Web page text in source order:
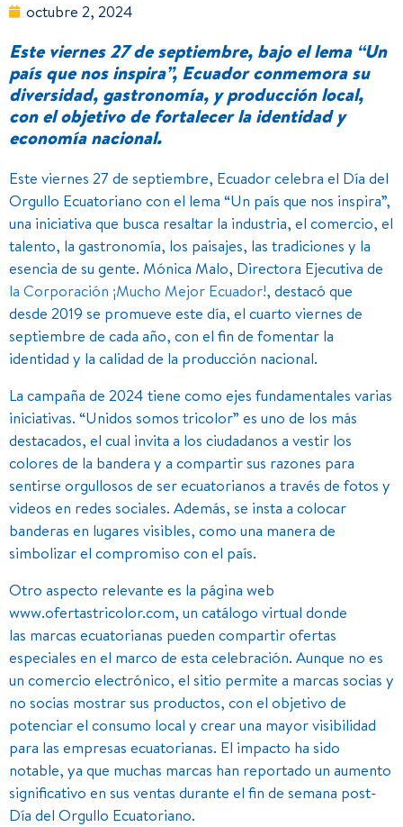
octubre 2, 2024
Este viernes 27 de septiembre, bajo el lema “Un
país que nos inspira”, Ecuador conmemora su
diversidad, gastronomía, y producción local,
con el objetivo de fortalecer la identidad y
economía nacional.
Este viernes 27 de septiembre, Ecuador celebra el Día del
Orgullo Ecuatoriano con el lema “Un país que nos inspira”,
una iniciativa que busca resaltar la industria, el comercio, el
talento, la gastronomía, los paisajes, las tradiciones y la
esencia de su gente. Mónica Malo, Directora Ejecutiva de
la Corporación ¡Mucho Mejor Ecuador!, destacó que
desde 2019 se promueve este día, el cuarto viernes de
septiembre de cada año, con el fin de fomentar la
identidad y la calidad de la producción nacional.
La campaña de 2024 tiene como ejes fundamentales varias
iniciativas. “Unidos somos tricolor” es uno de los más
destacados, el cual invita a los ciudadanos a vestir los
colores de la bandera y a compartir sus razones para
sentirse orgullosos de ser ecuatorianos a través de fotos y
videos en redes sociales. Además, se insta a colocar
banderas en lugares visibles, como una manera de
simbolizar el compromiso con el país.
Otro aspecto relevante es la página web
www.ofertastricolor.com, un catálogo virtual donde
las marcas ecuatorianas pueden compartir ofertas
especiales en el marco de esta celebración. Aunque no es
un comercio electrónico, el sitio permite a marcas socias y
no socias mostrar sus productos, con el objetivo de
potenciar el consumo local y crear una mayor visibilidad
para las empresas ecuatorianas. El impacto ha sido
notable, ya que muchas marcas han reportado un aumento
significativo en sus ventas durante el fin de semana post-
Día del Orgullo Ecuatoriano.